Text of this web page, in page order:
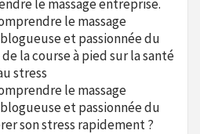
le massage entreprise.
le massage
et passionnée du
la course à pied sur la santé
stress
le massage
et passionnée du
son stress rapidement ?